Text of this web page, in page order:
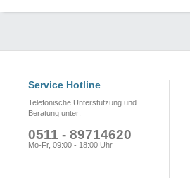
Service Hotline
Telefonische Unterstützung und
Beratung unter:
0511 - 89714620
Mo-Fr, 09:00 - 18:00 Uhr